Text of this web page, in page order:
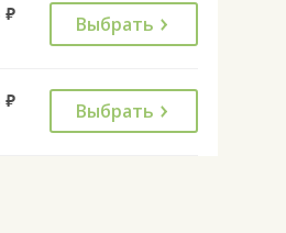
руб. Выбрать
руб. Выбрать